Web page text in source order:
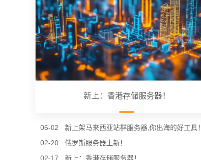
新上：香港存储服务器！
06-02
新上架马来西亚站群服务器,你出海的好工具！
02-20
俄罗斯服务器上新！
02-17
新上：香港存储服务器！